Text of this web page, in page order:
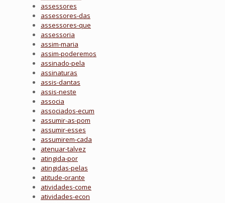
assessores
assessores-das
assessores-que
assessoria
assim-maria
assim-poderemos
assinado-pela
assinaturas
assis-dantas
assis-neste
associa
associados-ecum
assumir-as-pom
assumir-esses
assumirem-cada
atenuar-talvez
atingida-por
atingidas-pelas
atitude-orante
atividades-come
atividades-econ